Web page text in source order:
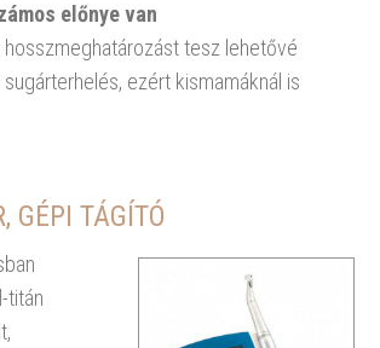
előnye van
tesz lehetővé
ezért kismamáknál is
GÉPI TÁGÍTÓ
titán